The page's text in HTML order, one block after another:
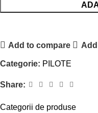
Categorii de produse
Add to compare
Categorie: PILOTE
Share: